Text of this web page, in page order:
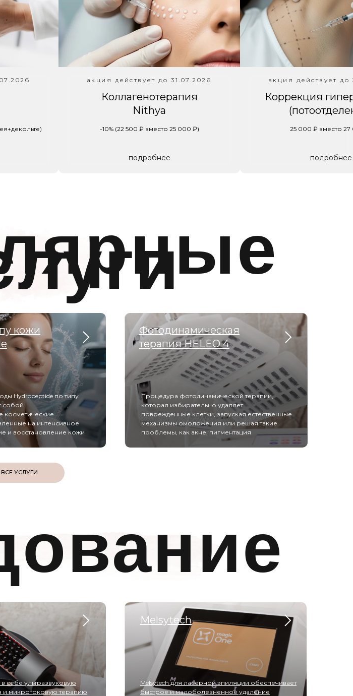
акция действует до 31.07.2026
Коллагенотерапия
Nithya
-10% (22 500 ₽ вместо 25 000 ₽)
подробнее
акция действует до
Коррекция
25 000 ₽ вместо
подробнее
ВСЕ УСЛУГИ
Процедура фотодинамической терапии,
которая избирательно удаляет
поврежденные клетки, запуская естественные
механизмы омоложения или решая такие
проблемы, как акне, пигментация
Фотодинамическая
терапия HELEO 4
Hydropeptide по типу
собой
косметические
на интенсивное
и восстановление кожи
кожи
Melsytech для лазерной эпиляции обеспечивает
быстрое и малоболезненное удаление
Melsytech
в себе ультразвуковую
микротоковую терапию,